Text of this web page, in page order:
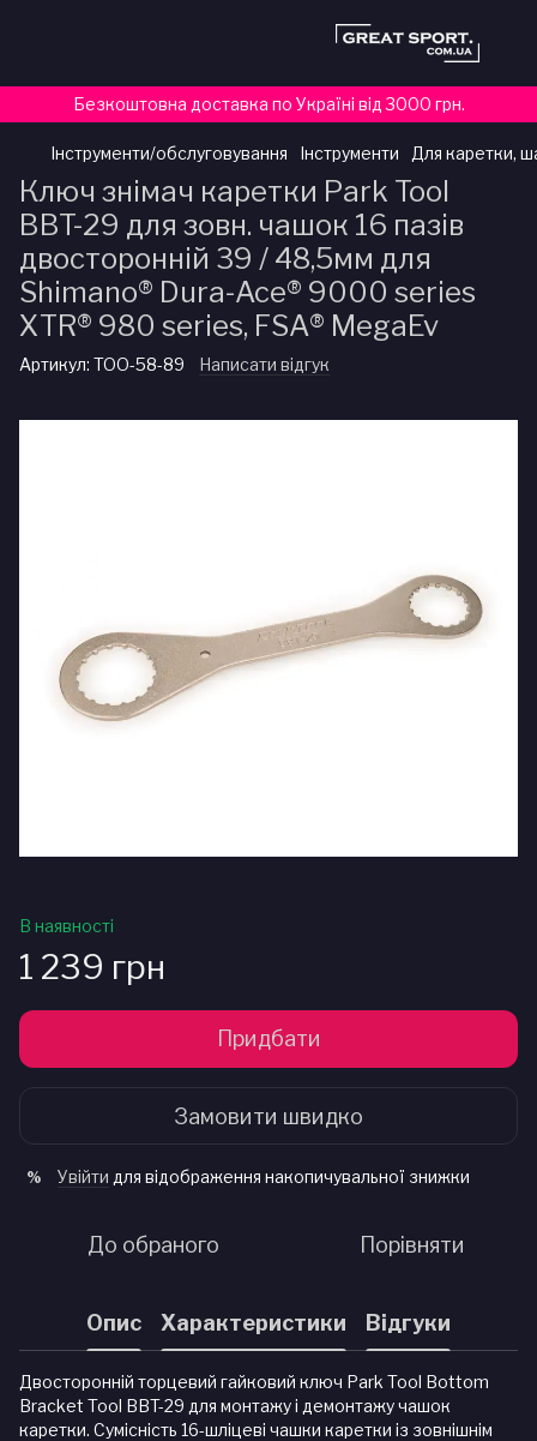
Безкоштовна доставка по Україні від 3000 грн.
Інструменти/обслуговування Інструменти Для каретки,
Ключ знімач каретки Park Tool
BBT-29 для зовн. чашок 16 пазів
двосторонній 39 / 48,5мм для
Shimano® Dura-Ace® 9000 series
XTR® 980 series, FSA® MegaEv
Артикул: TOO-58-89 Написати відгук
В наявності
1 239 грн
Придбати
Замовити швидко
% Увійти для відображення накопичувальної знижки
До обраного Порівняти
Опис Характеристики Відгуки
Двосторонній торцевий гайковий ключ Park Tool Bottom
Bracket Tool BBT-29 для монтажу і демонтажу чашок
каретки. Сумісність 16-шліцеві чашки каретки із зовнішнім